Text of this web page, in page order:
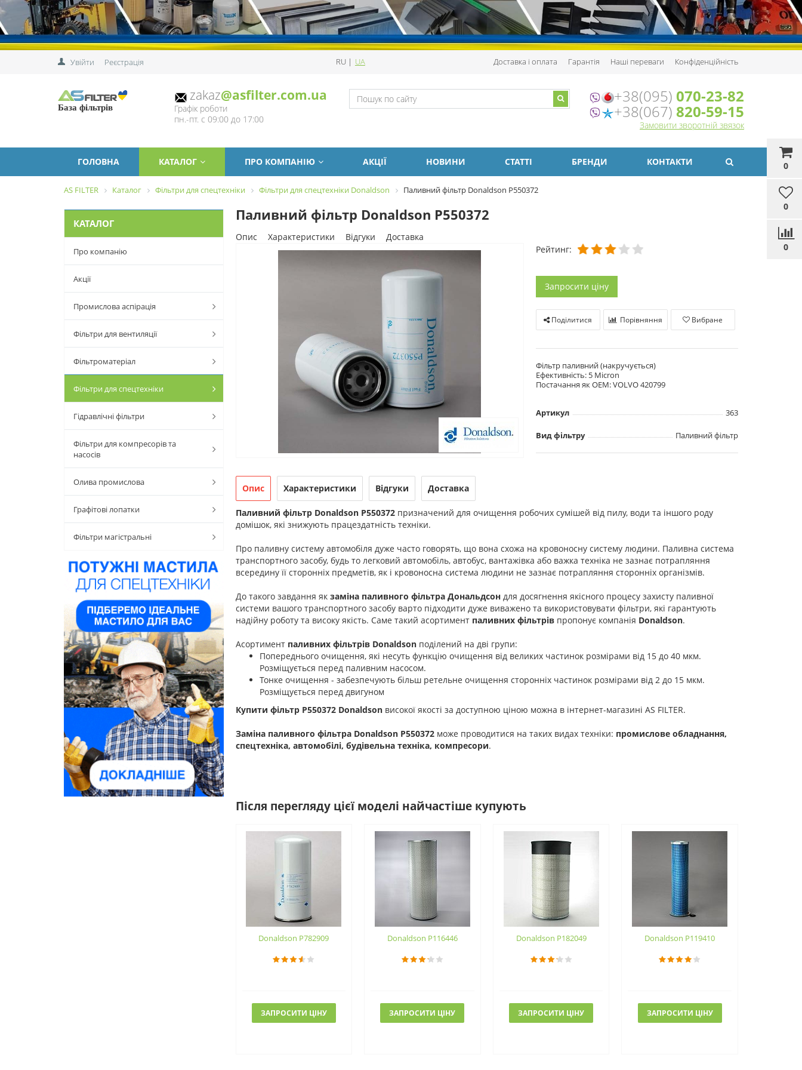
Увійти Реєстрація RU | UA Доставка і оплата Гарантія Наші переваги Конфіденційність
0
0
0
База фільтрів
zakaz@asfilter.com.ua
Графік роботи
пн.-пт. с 09:00 до 17:00
+38(095) 070-23-82
+38(067) 820-59-15
Замовити зворотній звязок
ГОЛОВНА КАТАЛОГ ПРО КОМПАНІЮ АКЦІЇ НОВИНИ СТАТТІ БРЕНДИ КОНТАКТИ
AS FILTER Каталог Фільтри для спецтехніки Фільтри для спецтехніки Donaldson Паливний фільтр Donaldson P550372
КАТАЛОГ
Про компанію
Акції
Промислова аспірація
Фільтри для вентиляції
Фільтроматеріал
Фільтри для спецтехніки
Гідравлічні фільтри
Фільтри для компресорів та
насосів
Олива промислова
Графітові лопатки
Фільтри магістральні
Паливний фільтр Donaldson P550372
Опис Характеристики Відгуки
Доставка
Рейтинг:
Запросити ціну
Поділитися Порівняння Вибране
Фільтр паливний (накручується)
Ефективність: 5 Micron
Постачання як OEM: VOLVO 420799
Артикул 363
Вид фільтру Паливний фільтр
Опис Характеристики Відгуки Доставка
Паливний фільтр Donaldson P550372призначений для очищення робочих сумішей від пилу, води та іншого роду
домішок, які знижують працездатність техніки.
Про паливну систему автомобіля дуже часто говорять, що вона схожа на кровоносну систему людини. Паливна система
транспортного засобу, будь то легковий автомобіль, автобус, вантажівка або важка техніка не зазнає потрапляння
всередину її сторонніх предметів, як і кровоносна система людини не зазнає потрапляння сторонніх організмів.
До такого завдання як заміна паливного фільтра Дональдсондля досягнення якісного процесу захисту паливної
системи вашого транспортного засобу варто підходити дуже виважено та використовувати фільтри, які гарантують
надійну роботу та високу якість. Саме такий асортимент паливних фільтрівпропонує компанія Donaldson.
Асортимент паливних фільтрів Donaldsonподілений на дві групи:
Попереднього очищення, які несуть функцію очищення від великих частинок розмірами від 15 до 40 мкм.
Розміщується перед паливним насосом.
Тонке очищення - забезпечують більш ретельне очищення сторонніх частинок розмірами від 2 до 15 мкм.
Розміщується перед двигуном
Купити фільтр P550372 Donaldsonвисокої якості за доступною ціною можна в інтернет-магазині AS FILTER.
Заміна паливного фільтра Donaldson P550372може проводитися на таких видах техніки: промислове обладнання,
спецтехніка, автомобілі, будівельна техніка, компресори.
Після перегляду цієї моделі найчастіше купують
Donaldson P782909
ЗАПРОСИТИ ЦІНУ
Donaldson P116446
ЗАПРОСИТИ ЦІНУ
Donaldson P182049
ЗАПРОСИТИ ЦІНУ
Donaldson P119410
ЗАПРОСИТИ ЦІНУ